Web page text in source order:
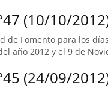
(10/10/
de Fomento para los
año 2012 y el 9 de
(24/09/